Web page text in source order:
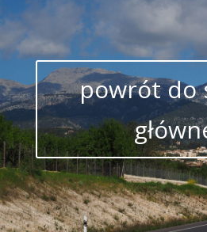
powrót do